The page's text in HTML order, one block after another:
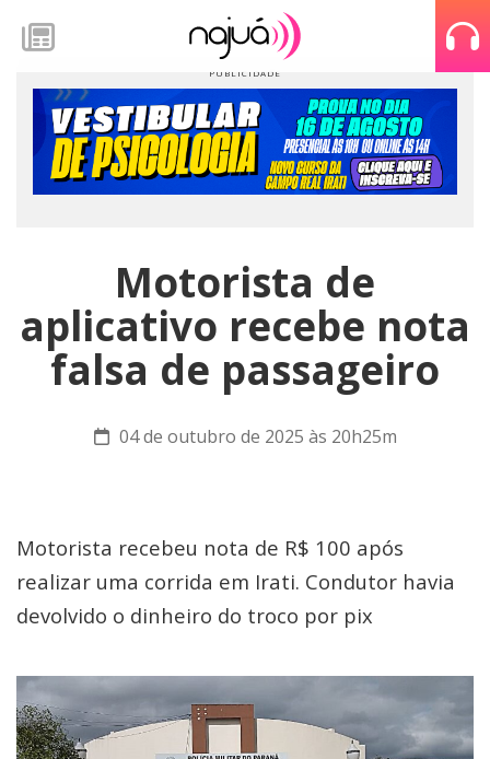
Motorista de
aplicativo recebe nota
falsa de passageiro
04 de outubro de 2025 às 20h25m
Motorista recebeu nota de R$ 100 após
realizar uma corrida em Irati. Condutor havia
devolvido o dinheiro do troco por pix